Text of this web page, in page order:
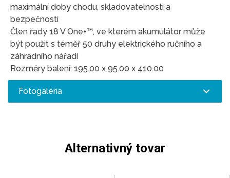
maximální doby chodu, skladovatelnosti a
bezpečnosti
Člen řady 18 V One+™, ve kterém akumulátor může
být použit s téměř 50 druhy elektrického ručního a
záhradního nářadí
Rozměry balení: 195.00 x 95.00 x 410.00
Fotogaléria
Alternativný tovar